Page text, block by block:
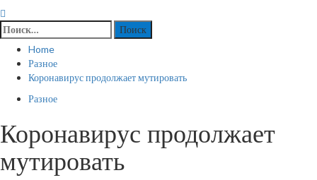
Найти:
Home
Разное
Коронавирус продолжает мутировать
Разное
Коронавирус продолжает
мутировать